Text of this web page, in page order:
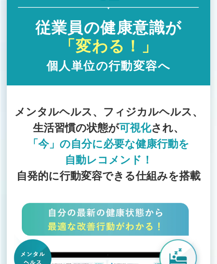
従業員の健康意識が
「変わる！」
個人単位の行動変容へ
メンタルヘルス、フィジカルヘルス、
生活習慣の状態が可視化され、
「今」の自分に必要な健康行動を
自動レコメンド！
自発的に行動変容できる仕組みを搭載